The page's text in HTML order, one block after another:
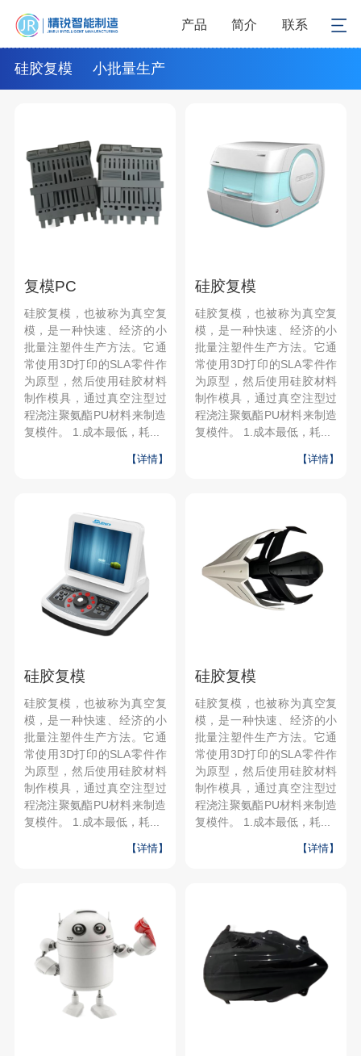
产品 简介 联系
硅胶复模 小批量生产
复模PC
硅胶复模，也被称为真空复
模，是一种快速、经济的小
批量注塑件生产方法。它通
常使用3D打印的SLA零件作
为原型，然后使用硅胶材料
制作模具，通过真空注型过
程浇注聚氨酯PU材料来制造
复模件。 1.成本最低，耗...
【详情】
硅胶复模
硅胶复模，也被称为真空复
模，是一种快速、经济的小
批量注塑件生产方法。它通
常使用3D打印的SLA零件作
为原型，然后使用硅胶材料
制作模具，通过真空注型过
程浇注聚氨酯PU材料来制造
复模件。 1.成本最低，耗...
【详情】
硅胶复模
硅胶复模，也被称为真空复
模，是一种快速、经济的小
批量注塑件生产方法。它通
常使用3D打印的SLA零件作
为原型，然后使用硅胶材料
制作模具，通过真空注型过
程浇注聚氨酯PU材料来制造
复模件。 1.成本最低，耗...
【详情】
硅胶复模
硅胶复模，也被称为真空复
模，是一种快速、经济的小
批量注塑件生产方法。它通
常使用3D打印的SLA零件作
为原型，然后使用硅胶材料
制作模具，通过真空注型过
程浇注聚氨酯PU材料来制造
复模件。 1.成本最低，耗...
【详情】